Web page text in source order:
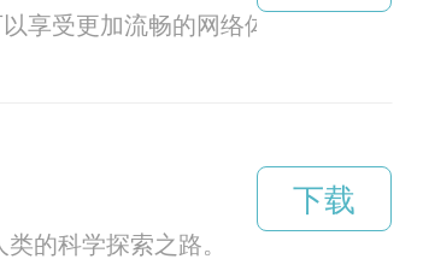
享受更加流畅的网络体验，无卡顿、
的科学探索之路。
下载